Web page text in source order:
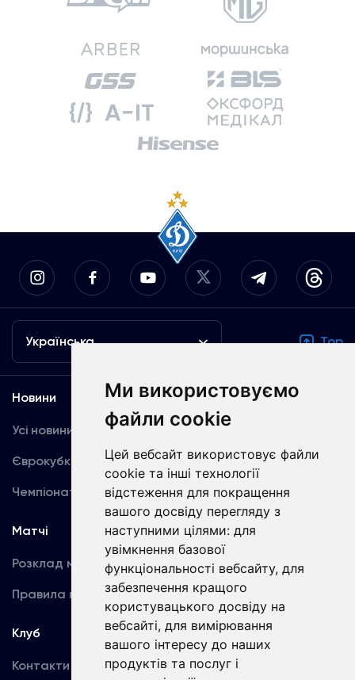
Ми використовуємо
файли cookie
Цей вебсайт використовує файли
cookie та інші технології
відстеження для покращення
вашого досвіду перегляду з
наступними цілями: для
увімкнення базової
функціональності вебсайту, для
забезпечення кращого
користувацького досвіду на
вебсайті, для вимірювання
вашого інтересу до наших
продуктів та послуг і
Українська Top
Новини
Усі новини
Єврокубки
Чемпіонат України
Медіа
Динамо TV
Фотогалерея
Акредитація
Матчі
Розклад матчів
Правила поведінки
Команда
Перша команда
U19
Клуб
Контакти